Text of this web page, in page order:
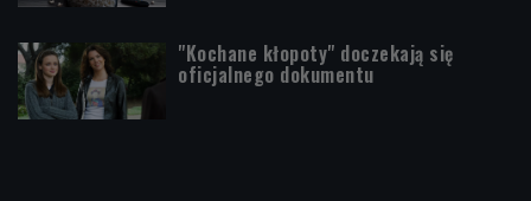
"Kochane kłopoty" doczekają się
oficjalnego dokumentu